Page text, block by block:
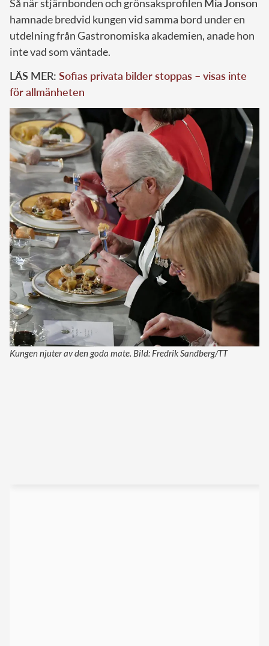
Så när stjärnbonden och grönsaksprofilen Mia Jonson
hamnade bredvid kungen vid samma bord under en
utdelning från Gastronomiska akademien, anade hon
inte vad som väntade.
LÄS MER: Sofias privata bilder stoppas – visas inte
för allmänheten
Kungen njuter av den goda mate. Bild: Fredrik Sandberg/TT